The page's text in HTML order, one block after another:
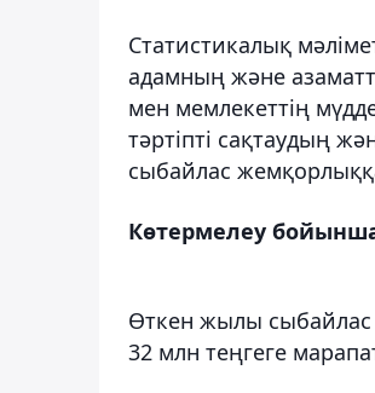
Статистикалық
адамның және
мен мемлекеттің
тәртіпті сақтаудың
сыбайлас
Көтермелеу
Өткен жылы сыбайлас
32 млн теңгеге